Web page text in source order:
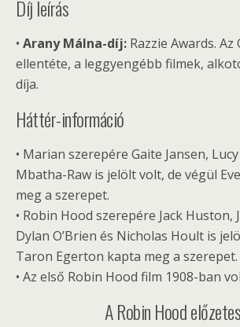
Díj leírás
• Arany Málna-díj: Razzie Awards. Az
ellentéte, a leggyengébb filmek,
díja.
Háttér-információ
• Marian szerepére Gaite Jansen,
Mbatha-Raw is jelölt volt, de végül
meg a szerepet.
• Robin Hood szerepére Jack Huston,
Dylan O’Brien és Nicholas Hoult is
Taron Egerton kapta meg a szerepet.
• Az első Robin Hood film 1908-ban
A Robin Hood